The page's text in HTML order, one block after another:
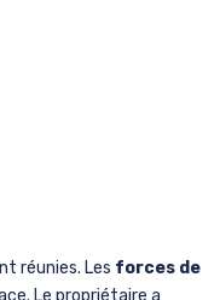
réunies. Les forces de